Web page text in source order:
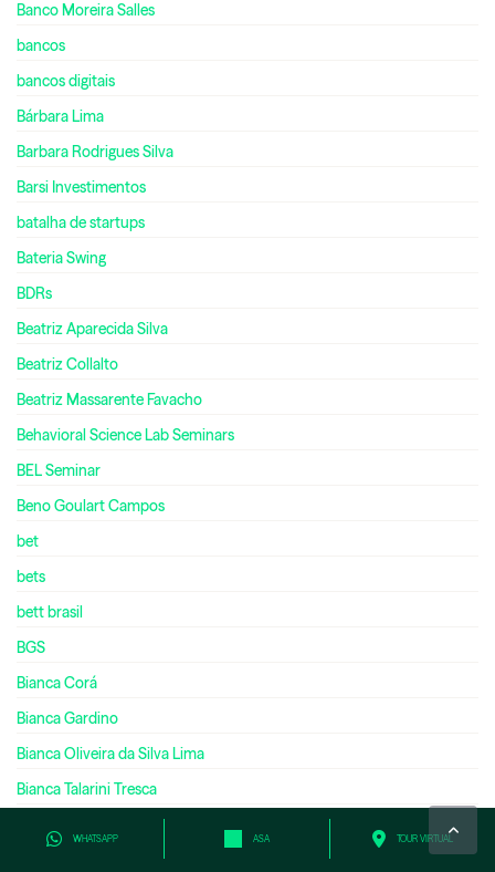
WHATSAPP ASA TOUR VIRTUAL
Banco Moreira Salles
bancos
bancos digitais
Bárbara Lima
Barbara Rodrigues Silva
Barsi Investimentos
batalha de startups
Bateria Swing
BDRs
Beatriz Aparecida Silva
Beatriz Collalto
Beatriz Massarente Favacho
Behavioral Science Lab Seminars
BEL Seminar
Beno Goulart Campos
bet
bets
bett brasil
BGS
Bianca Corá
Bianca Gardino
Bianca Oliveira da Silva Lima
Bianca Talarini Tresca
Biblioteca Digital Cengage